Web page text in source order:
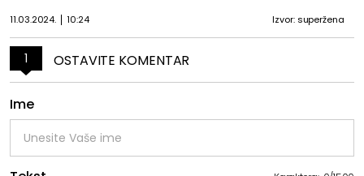
11.03.2024. 10:24 Izvor: superžena
1 OSTAVITE KOMENTAR
Ime